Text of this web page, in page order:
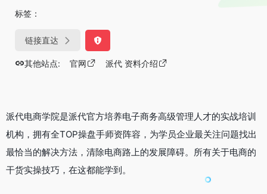
标签：
链接直达
其他站点: 官网 派代 资料介绍
派代电商学院是派代官方培养电子商务高级管理人才的实战培训
机构，拥有全TOP操盘手师资阵容，为学员企业最关注问题找出
最恰当的解决方法，清除电商路上的发展障碍。所有关于电商的
干货实操技巧，在这都能学到。